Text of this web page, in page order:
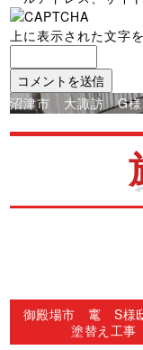
上に表示された文字
投
稿
ゲ
ン
沼津市 大諏訪 G
御殿場市 竃 S様
塗替え工事